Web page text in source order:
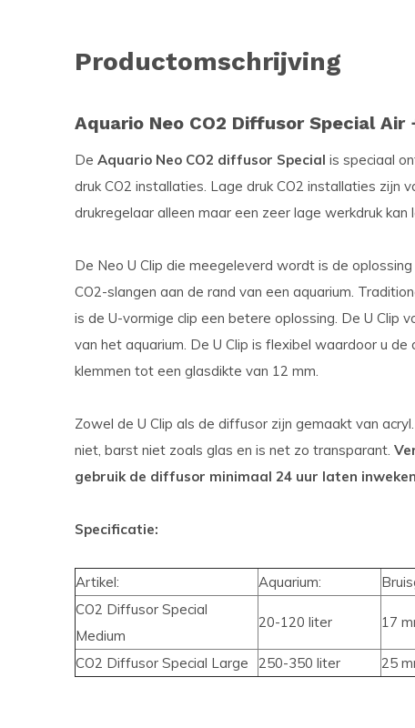
Productomschrijving
Aquario Neo CO2 Diffusor Special Air
De Aquario Neo CO2 diffusor Special is speciaal
druk CO2 installaties. Lage druk CO2 installaties zijn
drukregelaar alleen maar een zeer lage werkdruk kan
De Neo U Clip die meegeleverd wordt is de
CO2-slangen aan de rand van een aquarium.
is de U-vormige clip een betere oplossing. De U Clip
van het aquarium. De U Clip is flexibel waardoor u
klemmen tot een glasdikte van 12 mm.
Zowel de U Clip als de diffusor zijn gemaakt van
niet, barst niet zoals glas en is net zo transparant.
gebruik de diffusor minimaal 24 uur laten
Specificatie:
Artikel: Aquarium:
CO2 Diffusor Special
Medium
20-120 liter 17
CO2 Diffusor Special Large 250-350 liter 25